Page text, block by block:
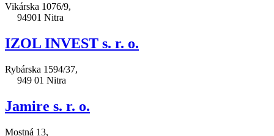
Vikárska 1076/9,
94901 Nitra
IZOL INVEST s. r. o.
Rybárska 1594/37,
949 01 Nitra
Jamire s. r. o.
Mostná 13,